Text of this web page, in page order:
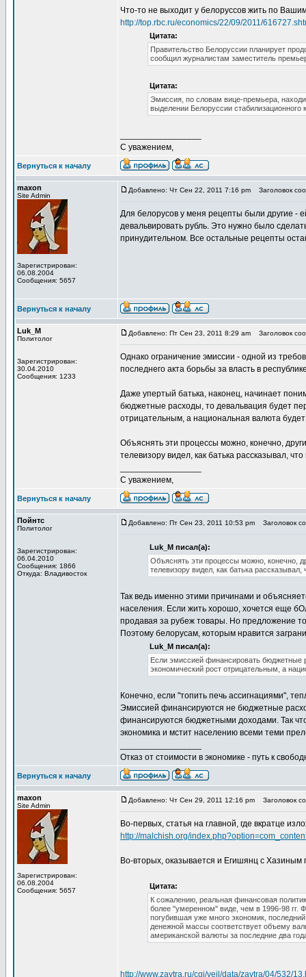
Что-то не выходит у белоруссов жить по
http://top.rbc.ru/economics/22/09/2011/
Цитата:
Правительство Белоруссии планирует
сообщил журналистам заместитель
Цитата:
Эмиссия, по словам вице-премьера,
выделении Белоруссии стабилизационного
С уважением,
Вернуться к началу
maxon
Site Admin
Зарегистрирован:
06.08.2004
Сообщения: 5657
Добавлено: Чт Сен 22, 2011 7:16 pm Заголовок
Для белорусов у меня рецепты были другие -
девальвировать рубль. Это нужно было
принудительном. Все остальные рецепты
Вернуться к началу
Luk_M
Политолог
Зарегистрирован:
30.04.2010
Сообщения: 1233
Добавлено: Пт Сен 23, 2011 8:29 am Заголовок
Однако ограничение эмиссии - одной из
последнего акта борьбы за власть в
Даже упертый батька, наконец, начинает
бюджетные расходы, то девальвация будет
отрицательным, а национальная валюта
Объяснять эти процессы можно, конечно,
телевизору видел, как батька рассказывал,
С уважением,
Вернуться к началу
Пойнтс
Политолог
Зарегистрирован:
06.04.2010
Сообщения: 1866
Откуда: Владивосток
Добавлено: Пт Сен 23, 2011 10:53 pm Заголовок
Luk_M писал(а):
Объяснять эти процессы можно, конечно,
телевизору видел, как батька
Так ведь именно этими причинами и
населения. Если жить хорошо, хочется еще
продавая за рубеж товары. Но предложение
Поэтому белорусам, которым нравится
Luk_M писал(а):
Если эмиссией финансировать бюджетные
экономический рост отрицательным, а
Конечно, если "топить печь ассигнациями",
Эмиссией финансируются не бюджетные
финансируются бюджетными доходами. Так
экономика и мстит населению всеми теми
Отказ от стоимости в экономике - путь к
Вернуться к началу
maxon
Site Admin
Зарегистрирован:
06.08.2004
Сообщения: 5657
Добавлено: Чт Сен 29, 2011 12:16 pm Заголовок
Во-первых, статья на главной, где вкратце
http://malchish.org/
Во-вторых, оказывается и Егишянц с Хазиным
Цитата:
К сожалению, реальная финансовая
более "умеренном" виде, чем в 1996-98 гг.
погубившая уже много экономик,
денежной массы соответствует объему
американской валюты за последние два
http://www.zavtra.ru/cgi/veil/data/zavtra/04/532/